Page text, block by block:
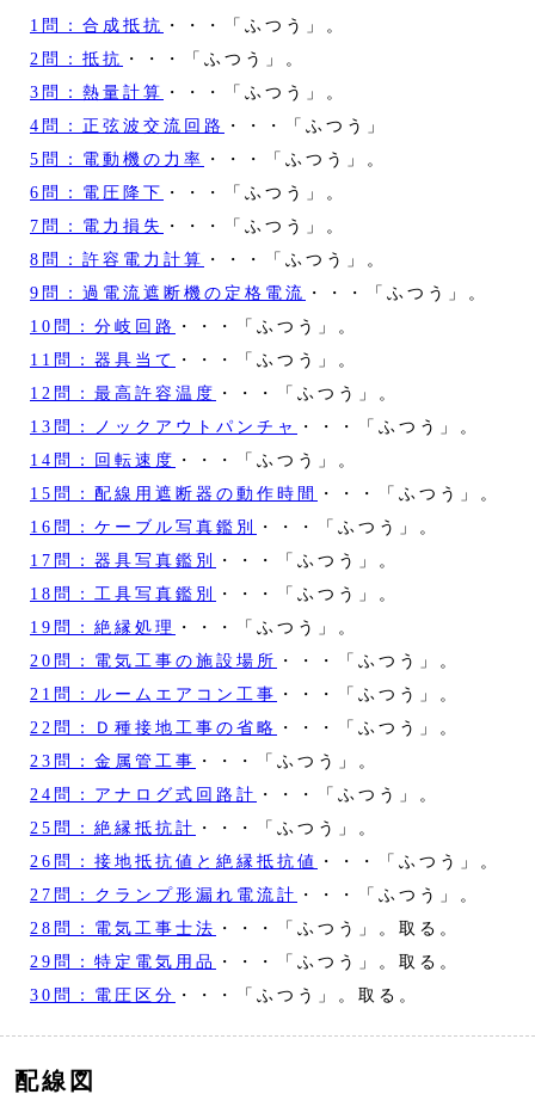
1問：合成抵抗 ・・・「ふつう」。
2問：抵抗 ・・・「ふつう」。
3問：熱量計算 ・・・「ふつう」。
4問：正弦波交流回路
・・・「ふつう」
5問：電動機の力率 ・・・「ふつう」。
6問：電圧降下 ・・・「ふつう」。
7問：電力損失
・・・「ふつう」。
8問：許容電力計算 ・・・「ふつう」。
9問：過電流遮断機の定格電流 ・・・「ふつう」。
10問：分岐回路
・・・「ふつう」。
11問：器具当て
・・・「ふつう」。
12問：最高許容温度 ・・・「ふつう」。
13問：ノックアウトパンチャ
・・・「ふつう」。
14問：回転速度 ・・・「ふつう」。
15問：配線用遮断器の動作時間
・・・「ふつう」。
16問：ケーブル写真鑑別
・・・「ふつう」。
17問：器具写真鑑別
・・・「ふつう」。
18問：工具写真鑑別
・・・「ふつう」。
19問：絶縁処理
・・・「ふつう」。
20問：電気工事の施設場所 ・・・「ふつう」。
21問：ルームエアコン工事 ・・・「ふつう」。
22問：Ｄ種接地工事の省略 ・・・「ふつう」。
23問：金属管工事 ・・・「ふつう」。
24問：アナログ式回路計 ・・・「ふつう」。
25問：絶縁抵抗計 ・・・「ふつう」。
26問：接地抵抗値と絶縁抵抗値
・・・「ふつう」。
27問：クランプ形漏れ電流計 ・・・「ふつう」。
28問：電気工事士法 ・・・「ふつう」。取る。
29問：特定電気用品
・・・「ふつう」。取る。
30問：電圧区分 ・・・「ふつう」。取る。
配線図